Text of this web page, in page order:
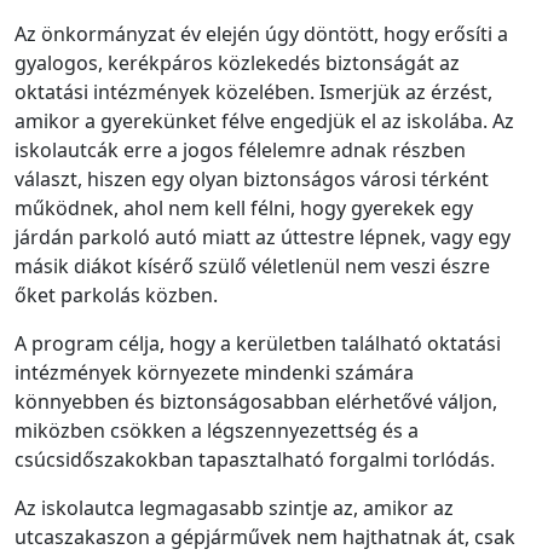
Az önkormányzat év elején úgy döntött, hogy erősíti a
gyalogos, kerékpáros közlekedés biztonságát az
oktatási intézmények közelében. Ismerjük az érzést,
amikor a gyerekünket félve engedjük el az iskolába. Az
iskolautcák erre a jogos félelemre adnak részben
választ, hiszen egy olyan biztonságos városi térként
működnek, ahol nem kell félni, hogy gyerekek egy
járdán parkoló autó miatt az úttestre lépnek, vagy egy
másik diákot kísérő szülő véletlenül nem veszi észre
őket parkolás közben.
A program célja, hogy a kerületben található oktatási
intézmények környezete mindenki számára
könnyebben és biztonságosabban elérhetővé váljon,
miközben csökken a légszennyezettség és a
csúcsidőszakokban tapasztalható forgalmi torlódás.
Az iskolautca legmagasabb szintje az, amikor az
utcaszakaszon a gépjárművek nem hajthatnak át, csak